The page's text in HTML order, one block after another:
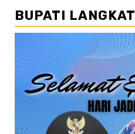
BUPATI LANGKAT